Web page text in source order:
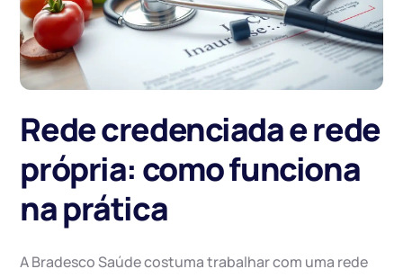
Rede credenciada e rede
própria: como funciona
na prática
A Bradesco Saúde costuma trabalhar com uma rede